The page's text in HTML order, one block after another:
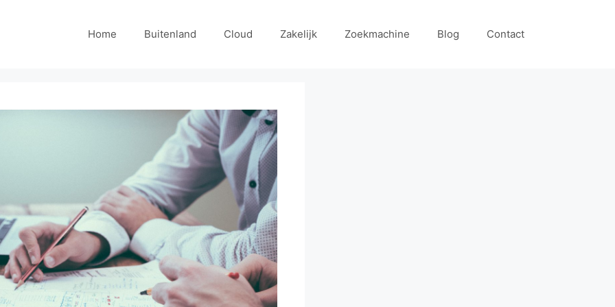
Home Buitenland Cloud Zakelijk Zoekmachine Blog Contact